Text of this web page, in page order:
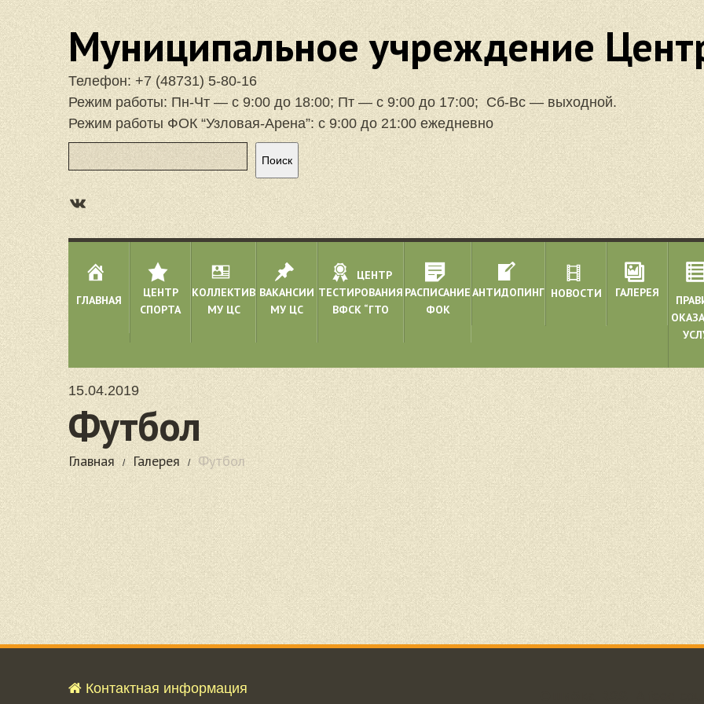
Муниципальное учреждение
Телефон:+7 (48731) 5-80-16
Режим работы: Пн-Чт — с 9:00 до 18:00; Пт — с 9:00 до 17:00; Сб-Вс — выходной.
Режим работы ФОК “Узловая-Арена”: с 9:00 до 21:00 ежедневно
Поиск
Поиск
https://vk.com/focuzlarena
ГЛАВНАЯ
ЦЕНТР
СПОРТА
КОЛЛЕКТИВ
МУ ЦС
ВАКАНСИИ
МУ ЦС
ЦЕНТР
ТЕСТИРОВАНИЯ
ВФСК “ГТО
РАСПИСАНИЕ
ФОК
АНТИДОПИНГ НОВОСТИ ГАЛЕРЕЯ
15.04.2019
Футбол
Главная Галерея Футбол
Контактная информация